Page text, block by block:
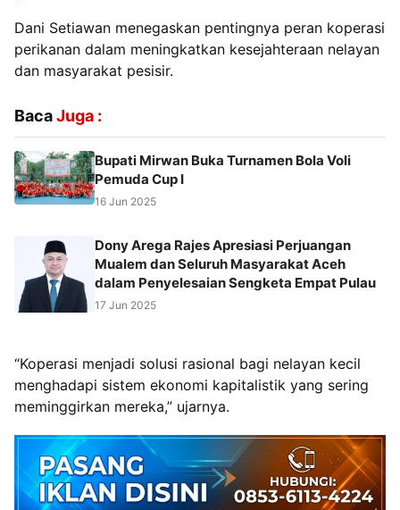
Dani Setiawan menegaskan pentingnya peran koperasi
perikanan dalam meningkatkan kesejahteraan nelayan
dan masyarakat pesisir.
BacaJuga :
Bupati Mirwan Buka Turnamen Bola Voli
Pemuda Cup I
16 Jun 2025
Dony Arega Rajes Apresiasi Perjuangan
Mualem dan Seluruh Masyarakat Aceh
dalam Penyelesaian Sengketa Empat Pulau
17 Jun 2025
“Koperasi menjadi solusi rasional bagi nelayan kecil
menghadapi sistem ekonomi kapitalistik yang sering
meminggirkan mereka,” ujarnya.